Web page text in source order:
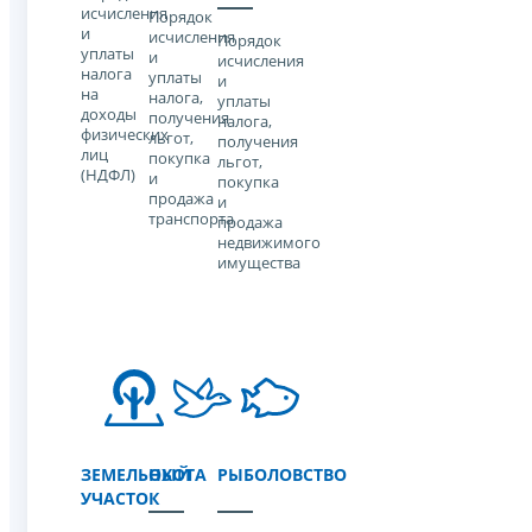
исчисления
и
уплаты
налога
на
доходы
физических
лиц
(НДФЛ)
Порядок
исчисления
и
уплаты
налога,
получения
льгот,
покупка
и
продажа
транспорта
Порядок
исчисления
и
уплаты
налога,
получения
льгот,
покупка
и
продажа
недвижимого
имущества
ЗЕМЕЛЬНЫЙ
УЧАСТОК
ОХОТА РЫБОЛОВСТВО